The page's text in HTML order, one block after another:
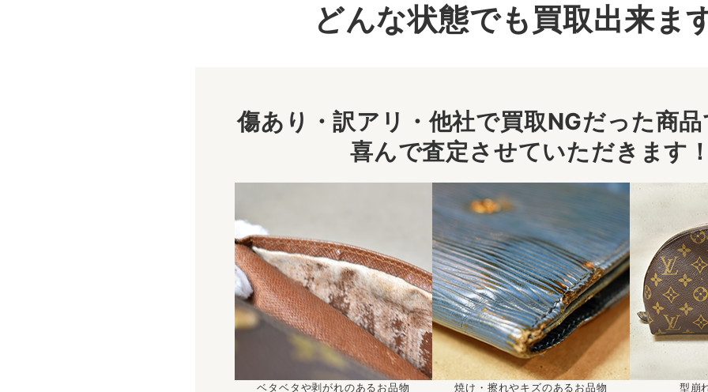
どんな状態でも買取出来ま
傷あり・訳アリ・他社で買取NGだった商
喜んで査定させていただきます
ベタベタや剥がれのあるお品物 焼け・擦れやキズのあるお品物 型崩